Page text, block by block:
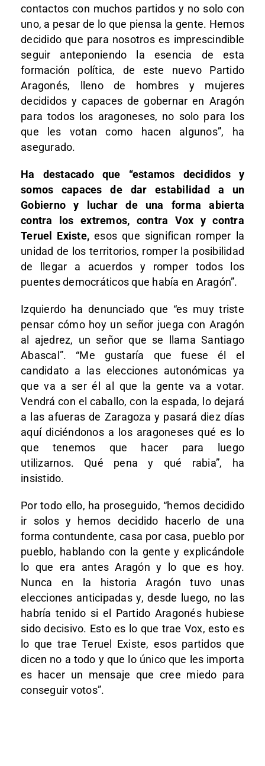
contactos con muchos partidos y no solo con
uno, a pesar de lo que piensa la gente. Hemos
decidido que para nosotros es imprescindible
seguir anteponiendo la esencia de esta
formación política, de este nuevo Partido
Aragonés, lleno de hombres y mujeres
decididos y capaces de gobernar en Aragón
para todos los aragoneses, no solo para los
que les votan como hacen algunos”, ha
asegurado.
Ha destacado que “estamos decididos y
somos capaces de dar estabilidad a un
Gobierno y luchar de una forma abierta
contra los extremos, contra Vox y contra
Teruel Existe, esos que significan romper la
unidad de los territorios, romper la posibilidad
de llegar a acuerdos y romper todos los
puentes democráticos que había en Aragón”.
Izquierdo ha denunciado que “es muy triste
pensar cómo hoy un señor juega con Aragón
al ajedrez, un señor que se llama Santiago
Abascal”. “Me gustaría que fuese él el
candidato a las elecciones autonómicas ya
que va a ser él al que la gente va a votar.
Vendrá con el caballo, con la espada, lo dejará
a las afueras de Zaragoza y pasará diez días
aquí diciéndonos a los aragoneses qué es lo
que tenemos que hacer para luego
utilizarnos. Qué pena y qué rabia”, ha
insistido.
Por todo ello, ha proseguido, “hemos decidido
ir solos y hemos decidido hacerlo de una
forma contundente, casa por casa, pueblo por
pueblo, hablando con la gente y explicándole
lo que era antes Aragón y lo que es hoy.
Nunca en la historia Aragón tuvo unas
elecciones anticipadas y, desde luego, no las
habría tenido si el Partido Aragonés hubiese
sido decisivo. Esto es lo que trae Vox, esto es
lo que trae Teruel Existe, esos partidos que
dicen no a todo y que lo único que les importa
es hacer un mensaje que cree miedo para
conseguir votos”.